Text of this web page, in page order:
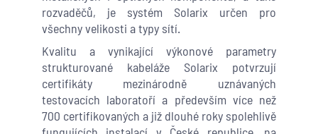
rozvaděčů, je systém Solarix určen pro
všechny velikosti a typy sítí.
Kvalitu a vynikající výkonové parametry
strukturované kabeláže Solarix potvrzují
certifikáty mezinárodně uznávaných
testovacích laboratoří a především více než
700 certifikovaných a již dlouhé roky spolehlivě